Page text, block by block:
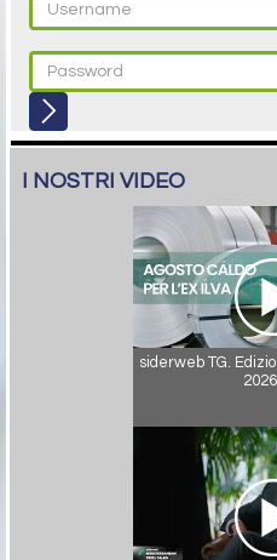
I NOSTRI VIDEO
siderweb TG.
2026